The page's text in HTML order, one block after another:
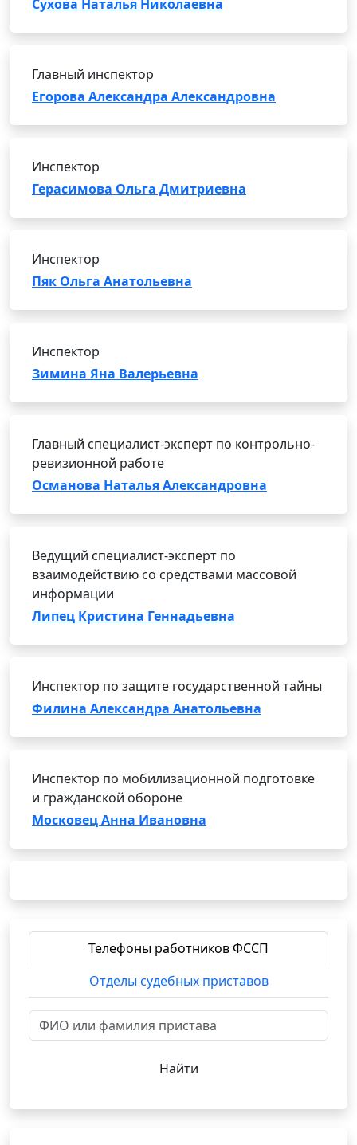
Сухова Наталья Николаевна
Главный инспектор
Егорова Александра Александровна
Инспектор
Герасимова Ольга Дмитриевна
Инспектор
Пяк Ольга Анатольевна
Инспектор
Зимина Яна Валерьевна
Главный специалист-эксперт по контрольно-
ревизионной работе
Османова Наталья Александровна
Ведущий специалист-эксперт по
взаимодействию со средствами массовой
информации
Липец Кристина Геннадьевна
Инспектор по защите государственной тайны
Филина Александра Анатольевна
Инспектор по мобилизационной подготовке
и гражданской обороне
Московец Анна Ивановна
Телефоны работников ФССП
Отделы судебных приставов
Найти